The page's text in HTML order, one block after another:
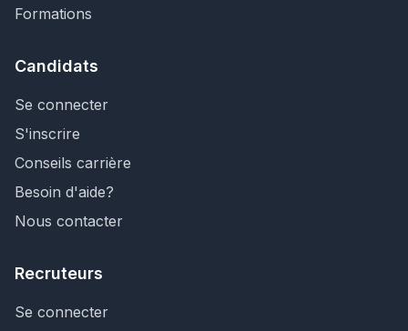
Formations
Candidats
Se connecter
S'inscrire
Conseils carrière
Besoin d'aide?
Nous contacter
Recruteurs
Se connecter